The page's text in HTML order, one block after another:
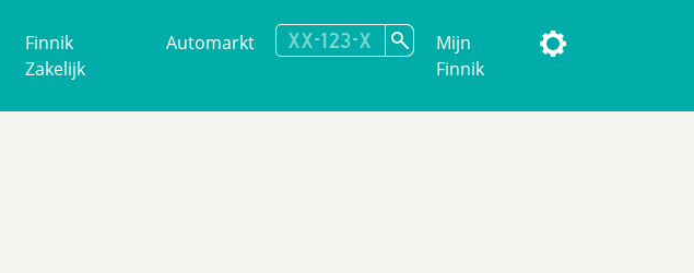
Finnik
Zakelijk
Automarkt
Mijn
Finnik